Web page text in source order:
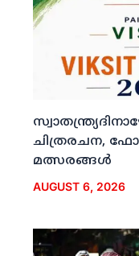
ചിത്രരചന,
മത്സരങ്ങള്‍
AUGUST 6, 2026